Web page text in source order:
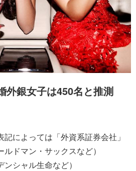
外銀女子は450名と推測
によっては「外資系証券会社」
ドマン・サックスなど）
シャル生命など）